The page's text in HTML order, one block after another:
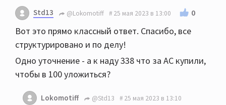
Std13 @Lokomotiff 25 мая 2023 в 13:00 0
Вот это прямо классный ответ. Спасибо, все
структурировано и по делу!
Одно уточнение - а к наду 338 что за АС купили,
чтобы в 100 уложиться?
Lokomotiff @Std13 25 мая 2023 в 13:10